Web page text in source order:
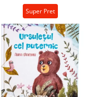
Super Pret